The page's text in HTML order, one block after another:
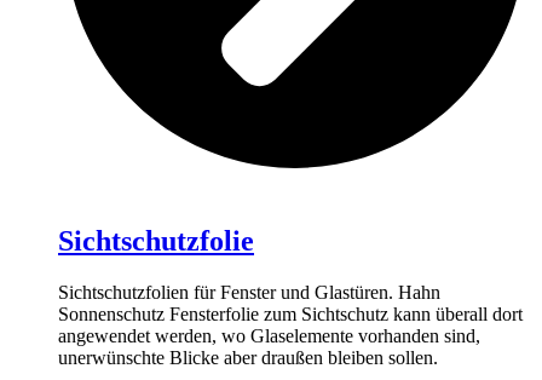
Sichtschutzfolie
Sichtschutzfolien für Fenster und Glastüren. Hahn
Sonnenschutz Fensterfolie zum Sichtschutz kann überall dort
angewendet werden, wo Glaselemente vorhanden sind,
unerwünschte Blicke aber draußen bleiben sollen.